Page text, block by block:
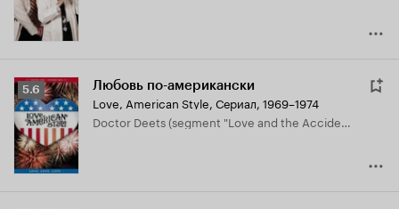
Рейтинг
Кинопоиска
5.6
5.6 Любовь по-американски
Love, American Style, Сериал, 1969–1974
Doctor Deets (segment "Love and the Accidental Passion")